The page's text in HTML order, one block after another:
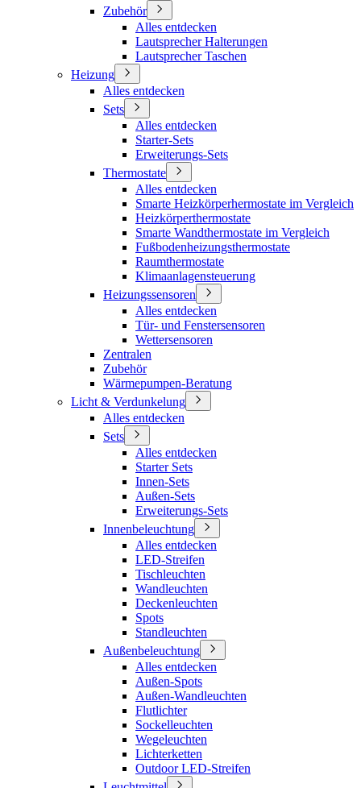
Zubehör
Alles entdecken
Lautsprecher Halterungen
Lautsprecher Taschen
Heizung
Alles entdecken
Sets
Alles entdecken
Starter-Sets
Erweiterungs-Sets
Thermostate
Alles entdecken
Smarte Heizkörperhermostate im Vergleich
Heizkörperthermostate
Smarte Wandthermostate im Vergleich
Fußbodenheizungsthermostate
Raumthermostate
Klimaanlagensteuerung
Heizungssensoren
Alles entdecken
Tür- und Fenstersensoren
Wettersensoren
Zentralen
Zubehör
Wärmepumpen-Beratung
Licht & Verdunkelung
Alles entdecken
Sets
Alles entdecken
Starter Sets
Innen-Sets
Außen-Sets
Erweiterungs-Sets
Innenbeleuchtung
Alles entdecken
LED-Streifen
Tischleuchten
Wandleuchten
Deckenleuchten
Spots
Standleuchten
Außenbeleuchtung
Alles entdecken
Außen-Spots
Außen-Wandleuchten
Flutlichter
Sockelleuchten
Wegeleuchten
Lichterketten
Outdoor LED-Streifen